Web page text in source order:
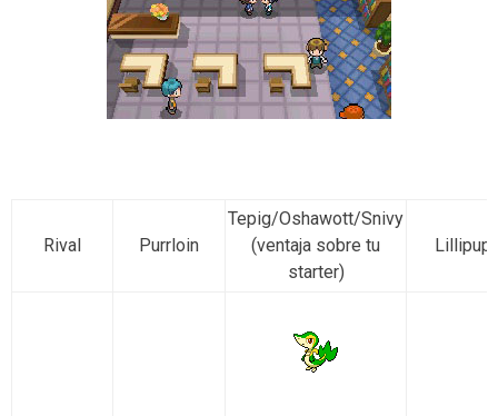
Rival Purrloin
Tepig/Oshawott/Snivy
(ventaja sobre tu
starter)
Lillipup